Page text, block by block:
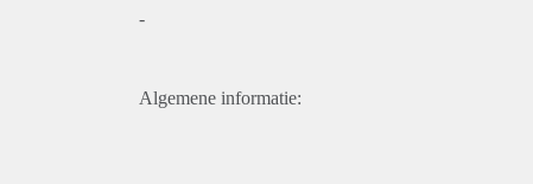
-
Algemene informatie: